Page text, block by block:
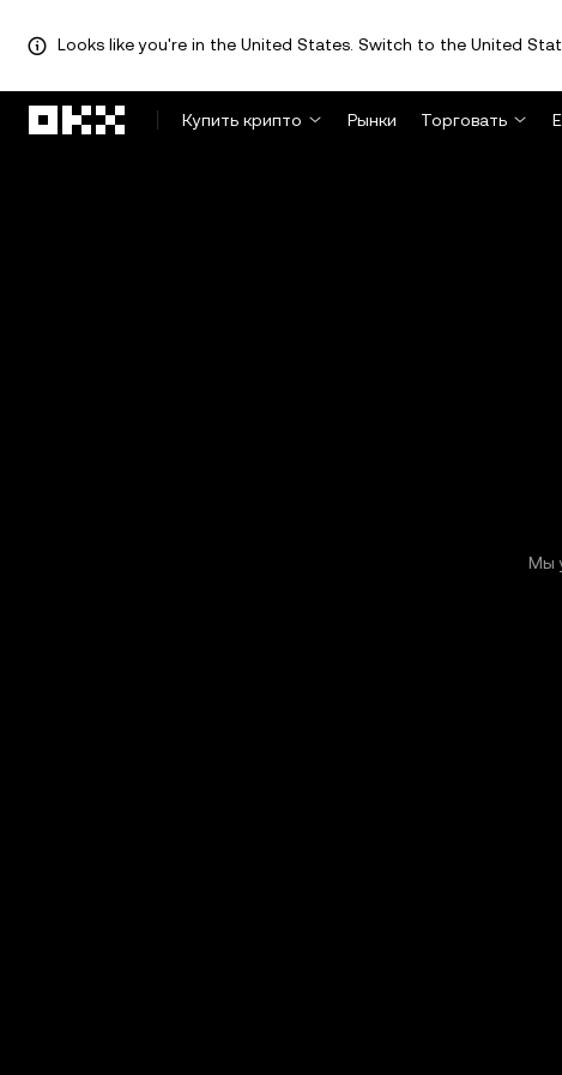
Looks like you're in the United States. Switch to the United
Купить крипто
Рынки Торговать
Мы